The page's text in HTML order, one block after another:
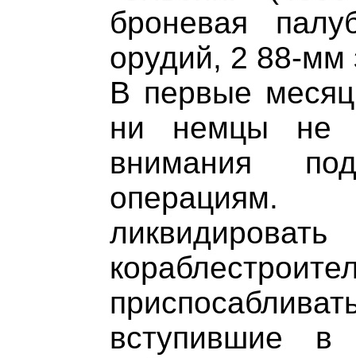
броневая
орудий, 2 88-мм
В первые
ни немцы не
внимания
операциям.
вступившие